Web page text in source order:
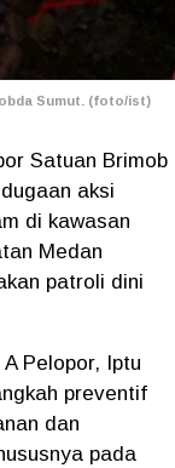
Sumut. (foto/ist)
Satuan Brimob
aksi
di kawasan
Medan
patroli dini
Pelopor, Iptu
preventif
dan
pada